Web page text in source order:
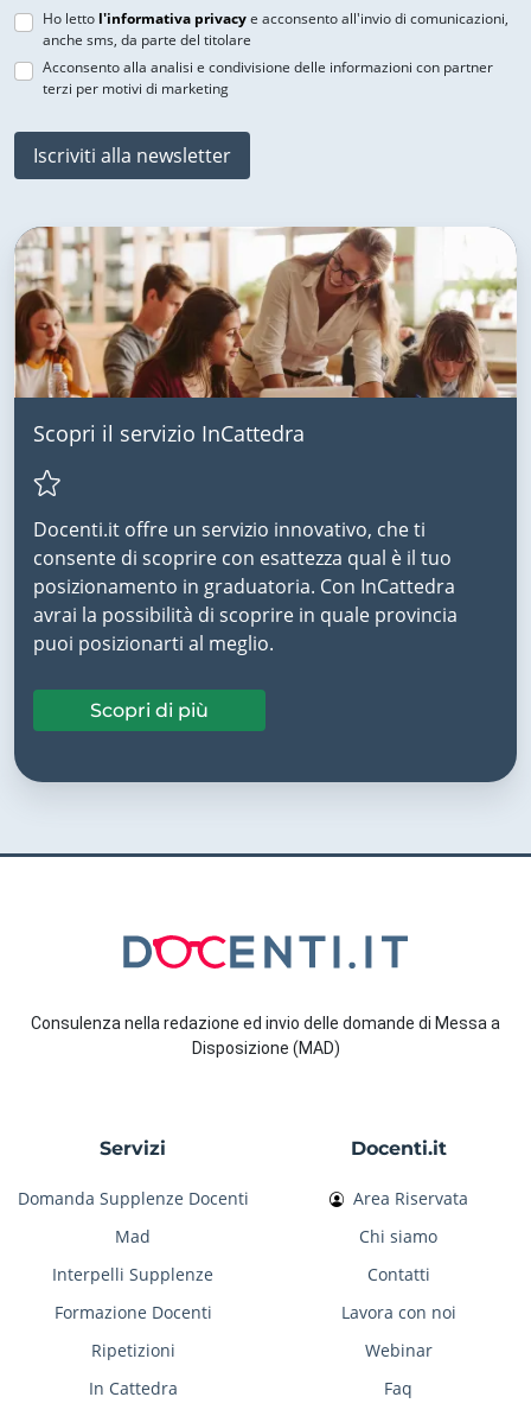
Ho letto l'informativa privacye acconsento all'invio di comunicazioni,
anche sms, da parte del titolare
Acconsento alla analisi e condivisione delle informazioni con partner
terzi per motivi di marketing
Iscriviti alla newsletter
Scopri il servizio InCattedra
Docenti.it offre un servizio innovativo, che ti
consente di scoprire con esattezza qual è il tuo
posizionamento in graduatoria. Con InCattedra
avrai la possibilità di scoprire in quale provincia
puoi posizionarti al meglio.
Scopri di più
Consulenza nella redazione ed invio delle domande di Messa a
Disposizione (MAD)
Servizi
Domanda Supplenze Docenti
Mad
Interpelli Supplenze
Formazione Docenti
Ripetizioni
In Cattedra
Docenti.it
Area Riservata
Chi siamo
Contatti
Lavora con noi
Webinar
Faq